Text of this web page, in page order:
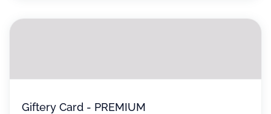
Giftery Card - PREMIUM